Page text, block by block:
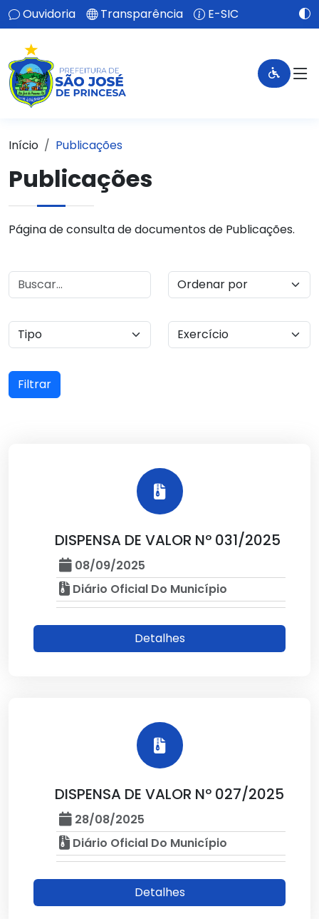
Ouvidoria Transparência E-SIC
Início Publicações
Publicações
Página de consulta de documentos de Publicações.
Filtrar
DISPENSA DE VALOR Nº 031/2025
08/09/2025
Diário Oficial Do Município
Detalhes
DISPENSA DE VALOR Nº 027/2025
28/08/2025
Diário Oficial Do Município
Detalhes